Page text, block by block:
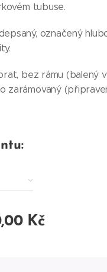
tubuse.
označený
bez rámu (balený
zarámovaný
Kč